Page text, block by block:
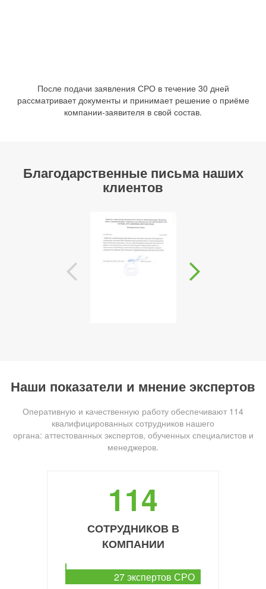
После подачи заявления СРО в течение 30 дней
рассматривает документы и принимает решение о приёме
компании-заявителя в свой состав.
Благодарственные письма наших
клиентов
Наши показатели и мнение экспертов
Оперативную и качественную работу обеспечивают 114
квалифицированных сотрудников нашего
органа: аттестованных экспертов, обученных специалистов и
менеджеров.
114
СОТРУДНИКОВ В
КОМПАНИИ
27 экспертов СРО